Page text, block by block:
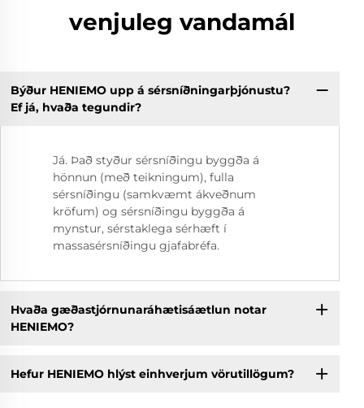
venjuleg vandamál
Býður HENIEMO upp á sérsníðningarþjónustu?
Ef já, hvaða tegundir?
Já. Það styður sérsníðingu byggða á
hönnun (með teikningum), fulla
sérsníðingu (samkvæmt ákveðnum
kröfum) og sérsníðingu byggða á
mynstur, sérstaklega sérhæft í
massasérsníðingu gjafabréfa.
Hvaða gæðastjórnunaráhætisáætlun notar
HENIEMO?
Hefur HENIEMO hlýst einhverjum vörutillögum?